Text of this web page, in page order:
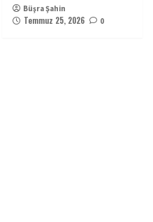
Büşra Şahin
Temmuz 25, 2026 0